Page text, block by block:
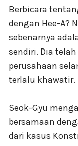
Berbicara
dengan Hee-A?
sebenarnya
sendiri. Dia
perusahaan
terlalu khawatir.
Seok-Gyu
bersamaan
dari kasus